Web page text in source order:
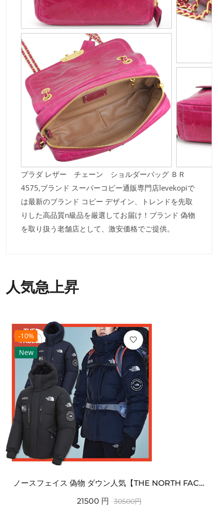
プラダ レザー チェーン ショルダーバッグ ＢＲ
4575,ブランド スーパーコピー通販専門店levekopiで
は最新のブランド コピー デザイン、トレンドを先取
りした高品質n級品を厳選してお届け！ブランド 偽物
を取り扱う老舗店として、激安価格でご提供。
人気急上昇
-10%
New
ノースフェイス 偽物 ダウン人気【THE NORTH FACE】M'S 7 SUMMIT HIM...
21500 円 30500円